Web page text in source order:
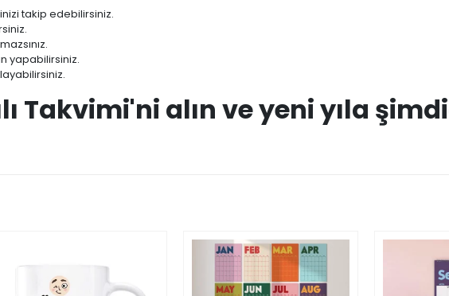
takip edebilirsiniz.
yapabilirsiniz.
Takvimi'ni alın ve yeni yıla